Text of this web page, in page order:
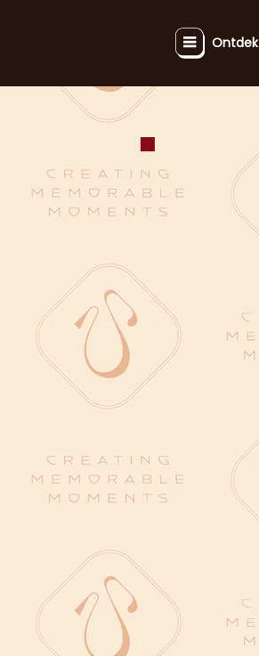
Ontdek